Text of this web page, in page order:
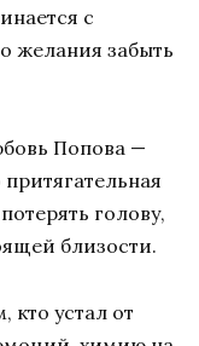
с
желания забыть
Попова —
голову,
близости.
кто устал от